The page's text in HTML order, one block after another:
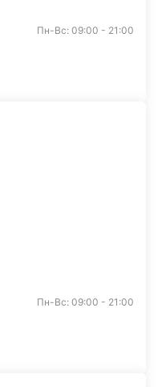
Пн-Вс: 09:00 - 21:00
Пн-Вс: 09:00 - 21:00